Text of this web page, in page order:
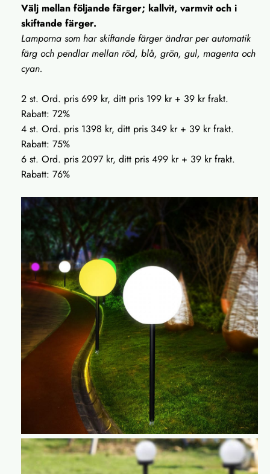
Välj mellan följande färger; kallvit, varmvit och i
skiftande färger.
Lamporna som har skiftande färger ändrar per automatik
färg och pendlar mellan röd, blå, grön, gul, magenta och
cyan.
2 st. Ord. pris 699 kr, ditt pris 199 kr + 39 kr frakt.
Rabatt: 72%
4 st. Ord. pris 1398 kr, ditt pris 349 kr + 39 kr frakt.
Rabatt: 75%
6 st. Ord. pris 2097 kr, ditt pris 499 kr + 39 kr frakt.
Rabatt: 76%